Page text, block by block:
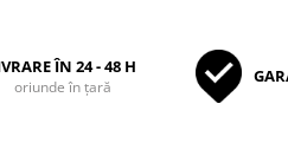
ÎN 24 - 48 H
oriunde în țară